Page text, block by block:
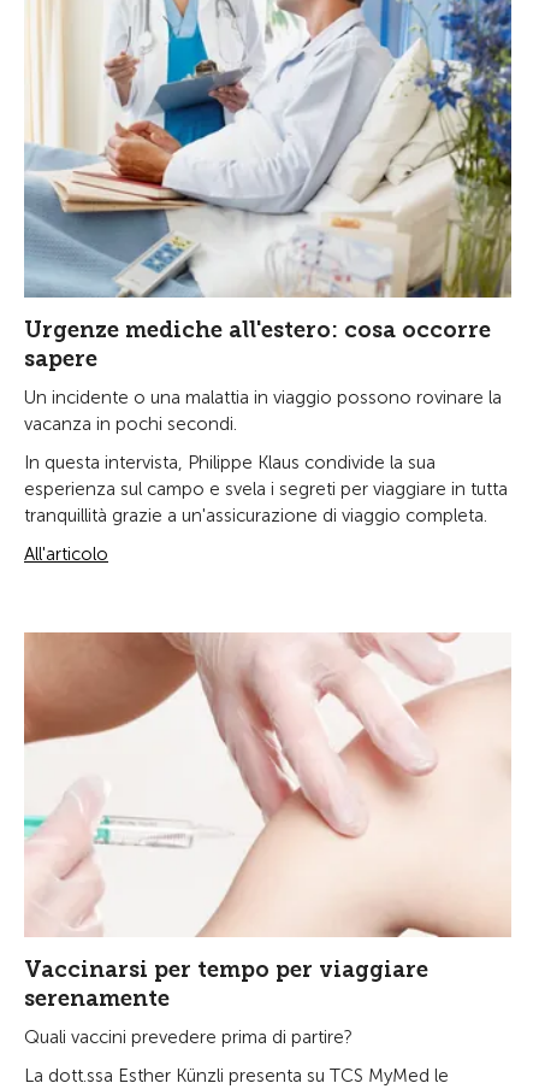
Urgenze mediche all'estero: cosa occorre
sapere
Un incidente o una malattia in viaggio possono rovinare la
vacanza in pochi secondi.
In questa intervista, Philippe Klaus condivide la sua
esperienza sul campo e svela i segreti per viaggiare in tutta
tranquillità grazie a un'assicurazione di viaggio completa.
All'articolo
Vaccinarsi per tempo per viaggiare
serenamente
Quali vaccini prevedere prima di partire?
La dott.ssa Esther Künzli presenta su TCS MyMed le